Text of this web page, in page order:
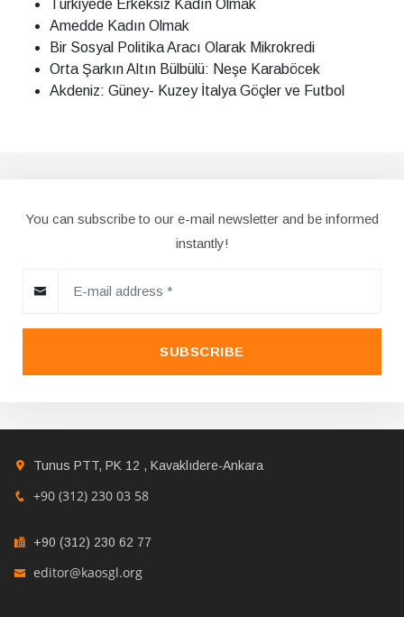
Türkiyede Erkeksiz Kadın Olmak
Amedde Kadın Olmak
Bir Sosyal Politika Aracı Olarak Mikrokredi
Orta Şarkın Altın Bülbülü: Neşe Karaböcek
Akdeniz: Güney- Kuzey İtalya Göçler ve Futbol
You can subscribe to our e-mail newsletter and be informed
instantly!
SUBSCRIBE
Tunus PTT, PK 12 , Kavaklıdere-Ankara
+90 (312) 230 03 58
+90 (312) 230 62 77
editor@kaosgl.org